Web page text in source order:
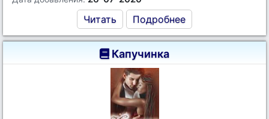
Читать Подробнее
Капучинка